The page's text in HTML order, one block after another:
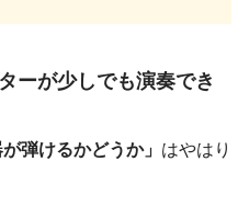
ーが少しでも演奏でき
が弾けるかどうか」 はやはり